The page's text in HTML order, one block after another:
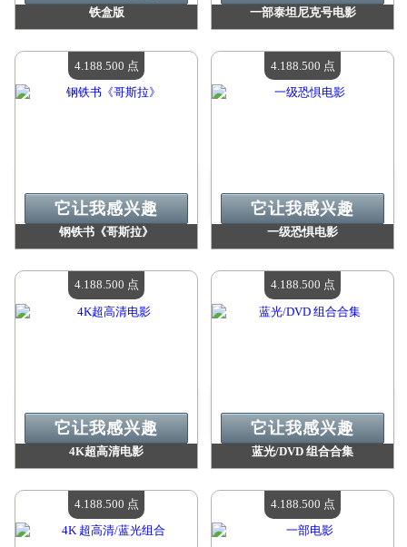
铁盒版
现有数量：4
一部泰坦尼克号电影
现有数量：4
钢铁书《哥斯拉》
现有数量：4
它让我感兴趣
4.188.500 点
一级恐惧电影
现有数量：4
它让我感兴趣
4.188.500 点
4K超高清电影
现有数量：4
它让我感兴趣
4.188.500 点
蓝光/DVD 组合合集
现有数量：4
它让我感兴趣
4.188.500 点
4.188.500 点 4.188.500 点